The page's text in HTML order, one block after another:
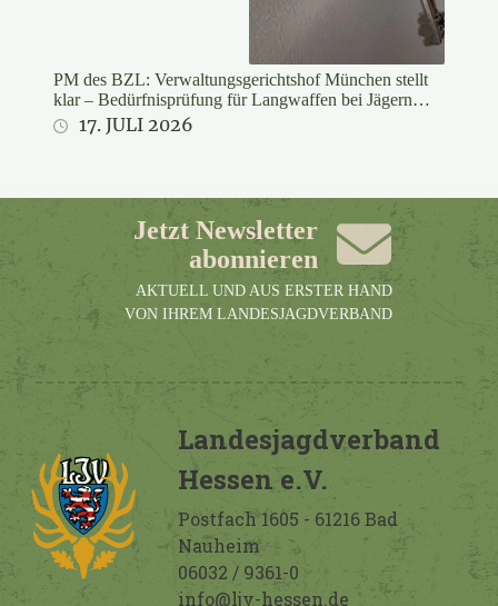
PM des BZL: Verwaltungsgerichtshof München stellt
klar – Bedürfnisprüfung für Langwaffen bei Jägern
rechtswidrig
17. JULI 2026
Jetzt Newsletter
abonnieren
AKTUELL UND AUS ERSTER HAND
VON IHREM LANDESJAGDVERBAND
Landesjagdverband
Hessen e.V.
Postfach 1605 - 61216 Bad
Nauheim
06032 / 9361-0
info@ljv-hessen.de